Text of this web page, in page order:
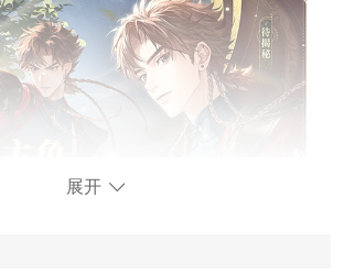
国际服版本，包含港澳台服等版本，支
展开